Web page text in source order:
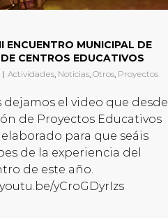
ENCUENTRO MUNICIPAL DE
CENTROS EDUCATIVOS
| Actividades, Noticias, Otros, Proyectos
dejamos el video que desde
de Proyectos Educativos
para que seáis
de la experiencia del
de este año.
yCroGDyrIzs